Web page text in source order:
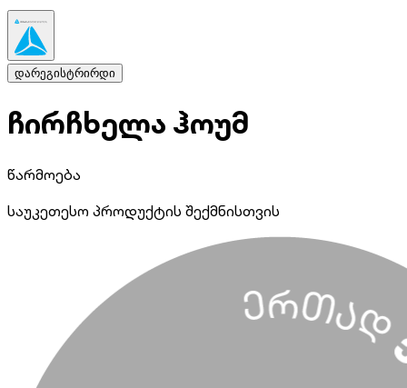
დარეგისტრირდი
ჩირჩხელა ჰოუმ
წარმოება
საუკეთესო პროდუქტის შექმნისთვის